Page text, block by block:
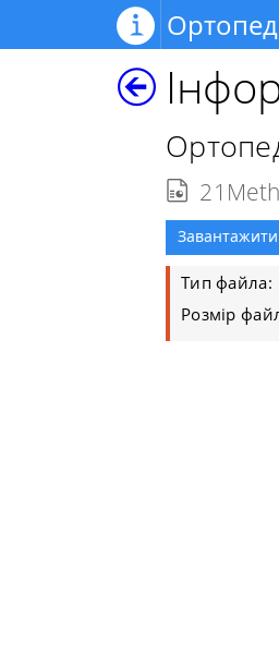
Завантажити
Тип файла:
Розмір